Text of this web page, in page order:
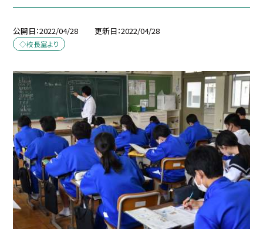
公開日 2022/04/28 更新日 2022/04/28
◇校長室より